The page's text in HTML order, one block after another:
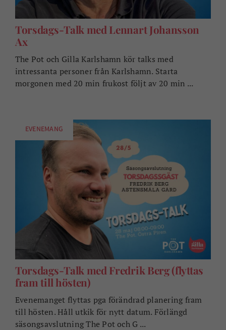
Torsdags-Talk med Lennart Johansson
Ax
The Pot och Gilla Karlshamn kör talks med
intressanta personer från Karlshamn. Starta
morgonen med 20 min frukost följt av 20 min ...
EVENEMANG
Torsdags-Talk med Fredrik Berg (flyttas
fram till hösten)
Evenemanget flyttas pga förändrad planering fram
till hösten. Håll utkik för nytt datum. Förlängd
säsongsavslutning The Pot och G ...